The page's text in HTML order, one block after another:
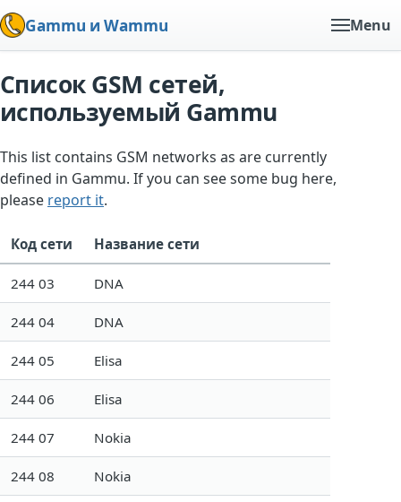
Gammu и Wammu Menu
Список GSM сетей,
используемый Gammu
This list contains GSM networks as are currently
defined in Gammu. If you can see some bug here,
please report it.
Код сети Название сети
244 03 DNA
244 04 DNA
244 05 Elisa
244 06 Elisa
244 07 Nokia
244 08 Nokia